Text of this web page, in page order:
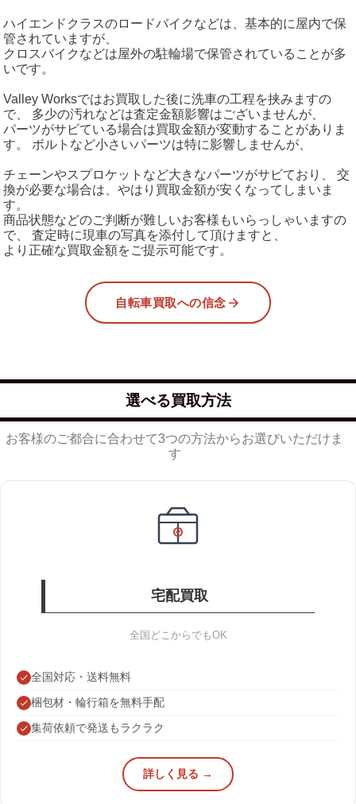
ハイエンドクラスのロードバイクなどは、基本的に屋内で保
管されていますが、
クロスバイクなどは屋外の駐輪場で保管されていることが多
いです。
Valley Worksではお買取した後に洗車の工程を挟みますの
で、 多少の汚れなどは査定金額影響はございませんが、
パーツがサビている場合は買取金額が変動することがありま
す。 ボルトなど小さいパーツは特に影響しませんが、
チェーンやスプロケットなど大きなパーツがサビており、 交
換が必要な場合は、やはり買取金額が安くなってしまいま
す。
商品状態などのご判断が難しいお客様もいらっしゃいますの
で、 査定時に現車の写真を添付して頂けますと、
より正確な買取金額をご提示可能です。
自転車買取への信念
選べる買取方法
お客様のご都合に合わせて3つの方法からお選びいただけま
す
宅配買取
全国どこからでもOK
全国対応・送料無料
梱包材・輪行箱を無料手配
集荷依頼で発送もラクラク
詳しく見る →